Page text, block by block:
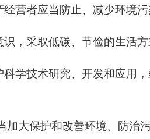
营者应当防止、减少环境
，采取低碳、节俭的生活方
学技术研究、开发和应用
加大保护和改善环境、防治